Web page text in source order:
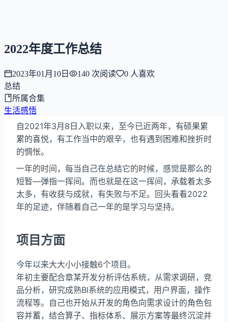
2022年度工作总结
2023年01月10日 140 次阅读 0 人喜欢
总结
所属合集
生活感悟
自2021年3月8日入职以来，至今已近两年，有硕果累
累的喜悦，有工作当中的艰辛，也有遇到困难和挫折时
的惆怅。
一年的时间，每当自己在总结它的时候，感觉是那么的
短暂—弹指一挥间。而也就是在这一挥间，承载着太多
太多，有收获与成就，有失败与不足。回头看看2022
年的足迹，伴随着自己一年的是学习与坚持。
项目方面
今年以来大大小小接触6个项目。
年初主要配合章某开发分析评估系统，从需求调研，竞
品分析，研究成熟BI系统的应用模式，用户界面，操作
流程等。自己也开始从开发的角色向需求设计的角色包
容并蓄，结合算子、指标体系、展示方案等最终沉淀并